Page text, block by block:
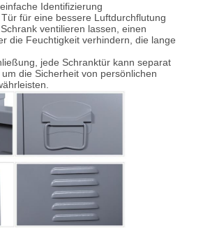
Identifizierung
für eine bessere Luftdurchflutung
ventilieren lassen, einen
die Feuchtigkeit verhindern, die lange
jede Schranktür kann separat
die Sicherheit von persönlichen